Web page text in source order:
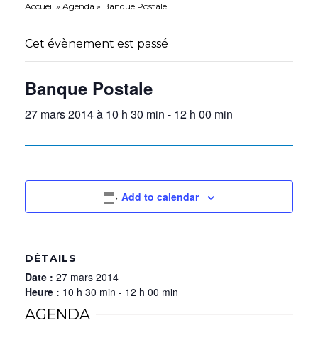
Accueil » Agenda » Banque Postale
Cet évènement est passé
Banque Postale
27 mars 2014 à 10 h 30 min - 12 h 00 min
Add to calendar
DÉTAILS
Date : 27 mars 2014
Heure : 10 h 30 min - 12 h 00 min
AGENDA